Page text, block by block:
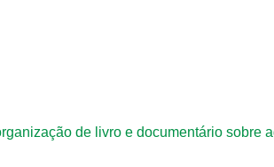
de livro e documentário sobre